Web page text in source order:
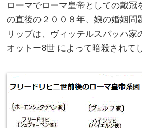
ローマでローマ皇帝としての戴冠
の直後の２００８年、娘の婚姻問
リップは、ヴィッテルスバッハ家
オットー8世 によって暗殺されて